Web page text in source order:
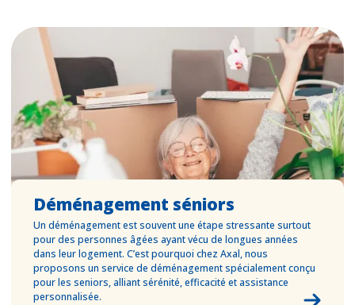
Déménagement séniors
Un déménagement est souvent une étape stressante surtout
pour des personnes âgées ayant vécu de longues années
dans leur logement. C’est pourquoi chez Axal, nous
proposons un service de déménagement spécialement conçu
pour les seniors, alliant sérénité, efficacité et assistance
personnalisée.